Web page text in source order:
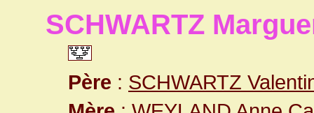
SCHWARTZ
Père : SCHWARTZ